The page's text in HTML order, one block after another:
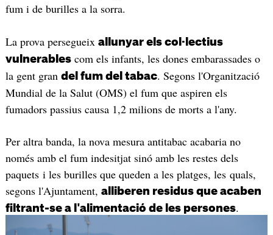
fum i de burilles a la sorra.
La prova persegueix allunyar els col·lectius
vulnerablescom els infants, les dones embarassades o
la gent gran del fum del tabac. Segons l'Organització
Mundial de la Salut (OMS) el fum que aspiren els
fumadors passius causa 1,2 milions de morts a l'any.
Per altra banda, la nova mesura antitabac acabaria no
només amb el fum indesitjat sinó amb les restes dels
paquets i les burilles que queden a les platges, les quals,
segons l'Ajuntament, alliberen residus que acaben
filtrant-se a l'alimentació de les persones.